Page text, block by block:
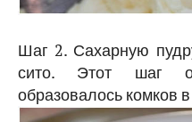
Шаг 2. Сахарную
сито. Этот шаг
образовалось комков